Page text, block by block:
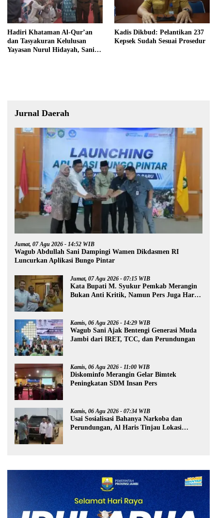
Hadiri Khataman Al-Qur’an
dan Tasyakuran Kelulusan
Yayasan Nurul Hidayah, Sani
Kadis Dikbud: Pelantikan 237
Kepsek Sudah Sesuai Prosedur
Jurnal Daerah
Jumat, 07 Agu 2026 - 14:52 WIB
Wagub Abdullah Sani Dampingi Wamen Dikdasmen RI
Luncurkan Aplikasi Bungo Pintar
Jumat, 07 Agu 2026 - 07:15 WIB
Kata Bupati M. Syukur Pemkab Merangin
Bukan Anti Kritik, Namun Pers Juga Harus
Kamis, 06 Agu 2026 - 14:29 WIB
Wagub Sani Ajak Bentengi Generasi Muda
Jambi dari IRET, TCC, dan Perundungan
Kamis, 06 Agu 2026 - 11:00 WIB
Diskominfo Merangin Gelar Bimtek
Peningkatan SDM Insan Pers
Kamis, 06 Agu 2026 - 07:34 WIB
Usai Sosialisasi Bahanya Narkoba dan
Perundungan, Al Haris Tinjau Lokasi